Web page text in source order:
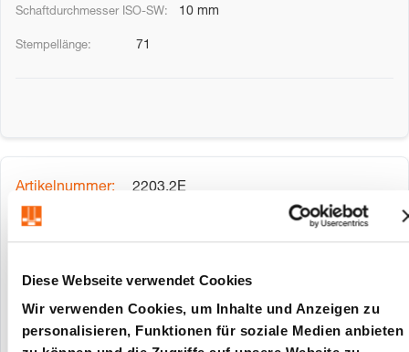
Diese Webseite verwendet Cookies
Wir verwenden Cookies, um Inhalte und Anzeigen zu
personalisieren, Funktionen für soziale Medien anbieten
10 mm
71
2203.2E